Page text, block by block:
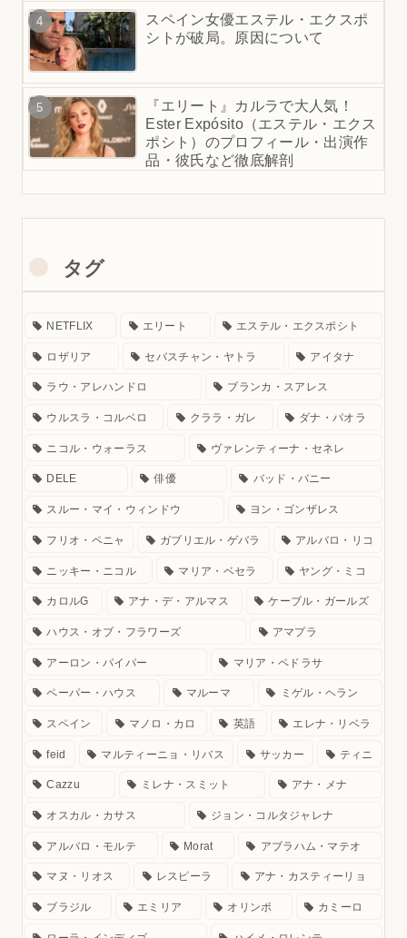
スペイン女優エステル・エクスポ
シトが破局。原因について
『エリート』カルラで大人気！
Ester Expósito（エステル・エクス
ポシト）のプロフィール・出演作
品・彼氏など徹底解剖
タグ
NETFLIX エリート エステル・エクスポシト
ロザリア セバスチャン・ヤトラ アイタナ
ラウ・アレハンドロ ブランカ・スアレス
ウルスラ・コルベロ クララ・ガレ ダナ・パオラ
ニコル・ウォーラス ヴァレンティーナ・セネレ
DELE 俳優 バッド・バニー
スルー・マイ・ウィンドウ ヨン・ゴンザレス
フリオ・ペニャ ガブリエル・ゲバラ アルバロ・リコ
ニッキー・ニコル マリア・ベセラ ヤング・ミコ
カロルG アナ・デ・アルマス ケーブル・ガールズ
ハウス・オブ・フラワーズ アマプラ
アーロン・パイパー マリア・ペドラサ
ペーパー・ハウス マルーマ ミゲル・ヘラン
スペイン マノロ・カロ 英語 エレナ・リベラ
feid マルティーニョ・リバス サッカー ティニ
Cazzu ミレナ・スミット アナ・メナ
オスカル・カサス ジョン・コルタジャレナ
アルバロ・モルテ Morat アブラハム・マテオ
マヌ・リオス レスピーラ アナ・カスティーリョ
ブラジル エミリア オリンポ カミーロ